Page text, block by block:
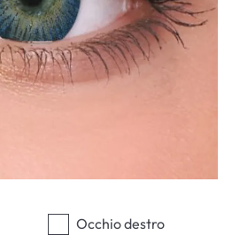
Occhio destro